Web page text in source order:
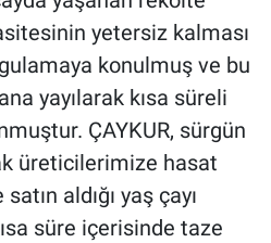
yetersiz kalması
konulmuş ve bu
yayılarak kısa süreli
ÇAYKUR, sürgün
üreticilerimize hasat
aldığı yaş çayı
süre içerisinde taze